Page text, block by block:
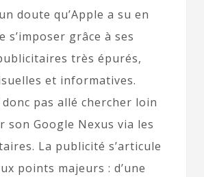
doute qu’Apple a su en
s’imposer grâce à ses
très épurés,
et informatives.
donc pas allé chercher loin
son Google Nexus via les
La publicité s’articule
points majeurs : d’une